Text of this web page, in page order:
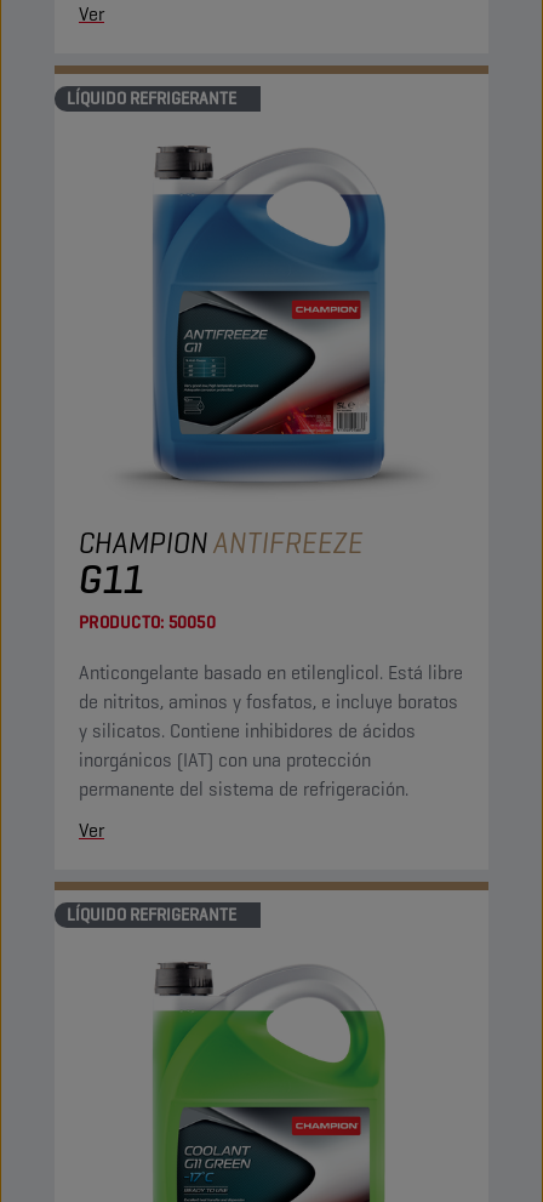
Ver
LÍQUIDO REFRIGERANTE
CHAMPIONANTIFREEZE
G11
PRODUCTO: 50050
Anticongelante basado en etilenglicol. Está libre
de nitritos, aminos y fosfatos, e incluye boratos
y silicatos. Contiene inhibidores de ácidos
inorgánicos (IAT) con una protección
permanente del sistema de refrigeración.
Ver
LÍQUIDO REFRIGERANTE